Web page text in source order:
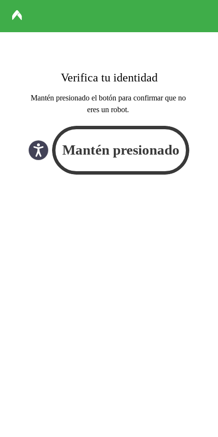
Verifica tu identidad
Mantén presionado el botón para confirmar que no
eres un robot.